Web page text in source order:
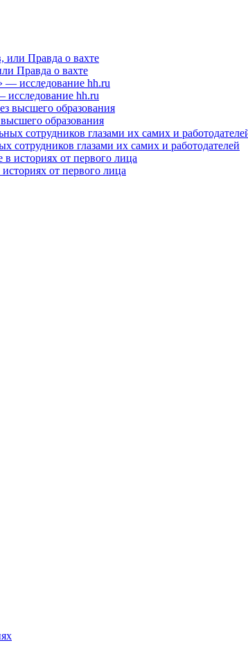
Правда о вахте
исследование hh.ru
образования
сотрудников глазами их самих и работодателей
от первого лица